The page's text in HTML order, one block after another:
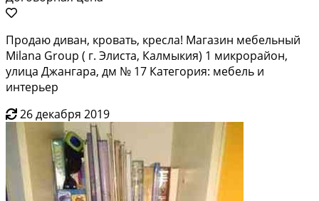
Продаю диван, кровать, кресла! Магазин мебельный
Milana Group ( г. Элиста, Калмыкия) 1 микрорайон,
улица Джангара, дм № 17 Категория: мебель и
интерьер
26 декабря 2019